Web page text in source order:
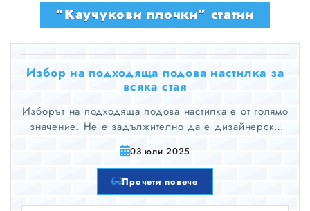
ЗА НАС
“Каучукови плочки” статии
Избор на подходяща подова настилка за
всяка стая
Изборът на подходяща подова настилка е от голямо
значение. Не е задължително да е дизайнерско
решение. Може да е решение, което влияе върху
вашия комфорт, издръжливост, поддръжка и дори
настроение.
03 юли 2025
Прочети повече